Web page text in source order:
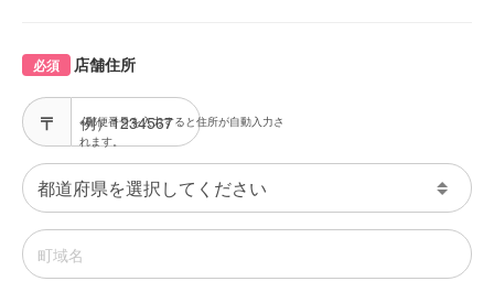
店舗住所
必須
※郵便番号を入力すると住所が自動入力さ
れます。